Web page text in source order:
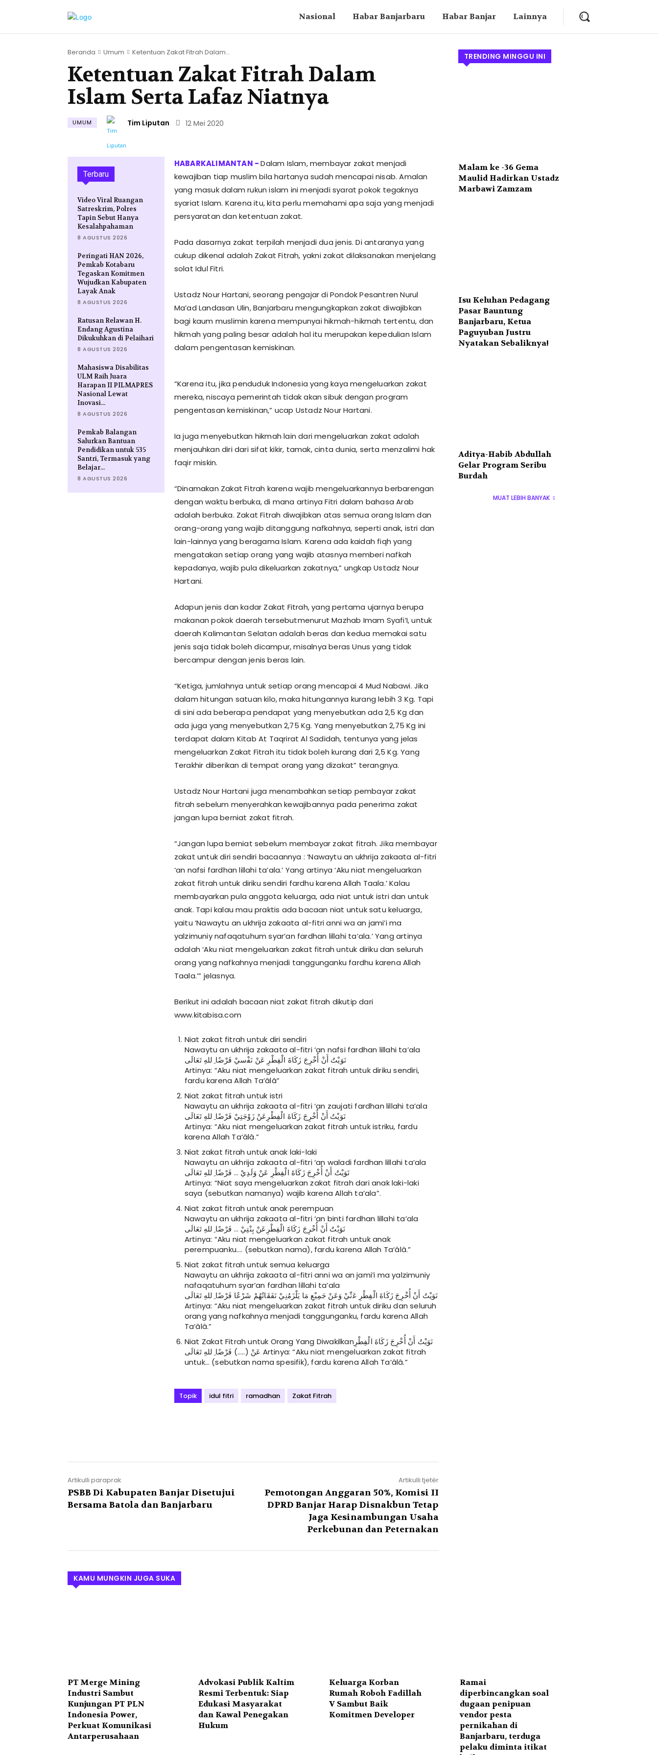
Nasional Habar Banjarbaru Habar Banjar Lainnya
Beranda Umum Ketentuan Zakat Fitrah Dalam...
Ketentuan Zakat Fitrah Dalam
Islam Serta Lafaz Niatnya
UMUM Tim Liputan 12 Mei 2020
Terbaru
Video Viral Ruangan
Satreskrim, Polres
Tapin Sebut Hanya
Kesalahpahaman
8 AGUSTUS 2026
Peringati HAN 2026,
Pemkab Kotabaru
Tegaskan Komitmen
Wujudkan Kabupaten
Layak Anak
8 AGUSTUS 2026
Ratusan Relawan H.
Endang Agustina
Dikukuhkan di Pelaihari
8 AGUSTUS 2026
Mahasiswa Disabilitas
ULM Raih Juara
Harapan II PILMAPRES
Nasional Lewat
Inovasi...
8 AGUSTUS 2026
Pemkab Balangan
Salurkan Bantuan
Pendidikan untuk 535
Santri, Termasuk yang
Belajar...
8 AGUSTUS 2026
Dalam Islam, membayar zakat menjadi
kewajiban tiap muslim bila hartanya sudah mencapai nisab. Amalan
yang masuk dalam rukun islam ini menjadi syarat pokok tegaknya
syariat Islam. Karena itu, kita perlu memahami apa saja yang menjadi
persyaratan dan ketentuan zakat.
Pada dasarnya zakat terpilah menjadi dua jenis. Di antaranya yang
cukup dikenal adalah Zakat Fitrah, yakni zakat dilaksanakan menjelang
solat Idul Fitri.
Ustadz Nour Hartani, seorang pengajar di Pondok Pesantren Nurul
Ma’ad Landasan Ulin, Banjarbaru mengungkapkan zakat diwajibkan
bagi kaum muslimin karena mempunyai hikmah-hikmah tertentu, dan
hikmah yang paling besar adalah hal itu merupakan kepedulian Islam
dalam pengentasan kemiskinan.
“Karena itu, jika penduduk Indonesia yang kaya mengeluarkan zakat
mereka, niscaya pemerintah tidak akan sibuk dengan program
pengentasan kemiskinan,” ucap Ustadz Nour Hartani.
Ia juga menyebutkan hikmah lain dari mengeluarkan zakat adalah
menjauhkan diri dari sifat kikir, tamak, cinta dunia, serta menzalimi hak
faqir miskin.
“Dinamakan Zakat Fitrah karena wajib mengeluarkannya berbarengan
dengan waktu berbuka, di mana artinya Fitri dalam bahasa Arab
adalah berbuka. Zakat Fitrah diwajibkan atas semua orang Islam dan
orang-orang yang wajib ditanggung nafkahnya, seperti anak, istri dan
lain-lainnya yang beragama Islam. Karena ada kaidah fiqh yang
mengatakan setiap orang yang wajib atasnya memberi nafkah
kepadanya, wajib pula dikeluarkan zakatnya,” ungkap Ustadz Nour
Hartani.
Adapun jenis dan kadar Zakat Fitrah, yang pertama ujarnya berupa
makanan pokok daerah tersebutmenurut Mazhab Imam Syafi’I, untuk
daerah Kalimantan Selatan adalah beras dan kedua memakai satu
jenis saja tidak boleh dicampur, misalnya beras Unus yang tidak
bercampur dengan jenis beras lain.
“Ketiga, jumlahnya untuk setiap orang mencapai 4 Mud Nabawi. Jika
dalam hitungan satuan kilo, maka hitungannya kurang lebih 3 Kg. Tapi
di sini ada beberapa pendapat yang menyebutkan ada 2,5 Kg dan
ada juga yang menyebutkan 2,75 Kg. Yang menyebutkan 2,75 Kg ini
terdapat dalam Kitab At Taqrirat Al Sadidah, tentunya yang jelas
mengeluarkan Zakat Fitrah itu tidak boleh kurang dari 2,5 Kg. Yang
Terakhir diberikan di tempat orang yang dizakat” terangnya.
Ustadz Nour Hartani juga menambahkan setiap pembayar zakat
fitrah sebelum menyerahkan kewajibannya pada penerima zakat
jangan lupa berniat zakat fitrah.
“Jangan lupa berniat sebelum membayar zakat fitrah. Jika membayar
zakat untuk diri sendiri bacaannya : ‘Nawaytu an ukhrija zakaata al-fitri
‘an nafsi fardhan lillahi ta’ala.’ Yang artinya ‘Aku niat mengeluarkan
zakat fitrah untuk diriku sendiri fardhu karena Allah Taala.’ Kalau
membayarkan pula anggota keluarga, ada niat untuk istri dan untuk
anak. Tapi kalau mau praktis ada bacaan niat untuk satu keluarga,
yaitu ‘Nawaytu an ukhrija zakaata al-fitri anni wa an jami’i ma
yalzimuniy nafaqatuhum syar’an fardhan lillahi ta’ala.’ Yang artinya
adalah ‘Aku niat mengeluarkan zakat fitrah untuk diriku dan seluruh
orang yang nafkahnya menjadi tanggunganku fardhu karena Allah
Taala.’” jelasnya.
Berikut ini adalah bacaan niat zakat fitrah dikutip dari
www.kitabisa.com
Niat zakat fitrah untuk diri sendiri
Nawaytu an ukhrija zakaata al-fitri ‘an nafsi fardhan lillahi ta’ala
ﻧَﻮَﻳْﺖُ أَﻥْ أُﺧْﺮِﺝَ ﺯَﻛَﺎﺓَ ﺍﻟْﻔِﻄْﺮِ ﻋَﻦْ ﻧَﻔْسيْ ﻓَﺮْﺿًﺎ ِﻟﻠﻪِ ﺗَﻌَﺎﻟَﻰ
Artinya: “Aku niat mengeluarkan zakat fitrah untuk diriku sendiri,
fardu karena Allah Ta‘âlâ”
Niat zakat fitrah untuk istri
Nawaytu an ukhrija zakaata al-fitri ‘an zaujati fardhan lillahi ta’ala
ﻧَﻮَﻳْﺖُ ﺃَﻥْ ﺃُﺧْﺮِﺝَ ﺯَﻛَﺎﺓَ ﺍﻟْﻔِﻄْﺮِﻋَﻦْ ﺯَﻭْﺟَﺘِﻲْ ﻓَﺮْﺿًﺎ ِﻟﻠﻪِ ﺗَﻌَﺎﻟَﻰ
Artinya: “Aku niat mengeluarkan zakat fitrah untuk istriku, fardu
karena Allah Ta‘âlâ.”
Niat zakat fitrah untuk anak laki-laki
Nawaytu an ukhrija zakaata al-fitri ‘an waladi fardhan lillahi ta’ala
ﻧَﻮَﻳْﺖُ ﺃَﻥْ ﺃُﺧْﺮِﺝَ ﺯَﻛَﺎﺓَ ﺍﻟْﻔِﻄْﺮِ ﻋَﻦْ ﻭَﻟَﺪِﻱْ … ﻓَﺮْﺿًﺎ ِﻟﻠﻪِ ﺗَﻌَﺎﻟَﻰ
Artinya: “Niat saya mengeluarkan zakat fitrah dari anak laki-laki
saya (sebutkan namanya) wajib karena Allah ta’ala”.
Niat zakat fitrah untuk anak perempuan
Nawaytu an ukhrija zakaata al-fitri ‘an binti fardhan lillahi ta’ala
ﻧَﻮَﻳْﺖُ ﺃَﻥْ ﺃُﺧْﺮِﺝَ ﺯَﻛَﺎﺓَ ﺍﻟْﻔِﻄْﺮِﻋَﻦْ ﺑِﻨْﺘِﻲْ … ﻓَﺮْﺿًﺎ ِﻟﻠﻪِ ﺗَﻌَﺎﻟَﻰ
Artinya: “Aku niat mengeluarkan zakat fitrah untuk anak
perempuanku…. (sebutkan nama), fardu karena Allah Ta‘âlâ.”
Niat zakat fitrah untuk semua keluarga
Nawaytu an ukhrija zakaata al-fitri anni wa an jami’i ma yalzimuniy
nafaqatuhum syar’an fardhan lillahi ta’ala
ﻧَﻮَﻳْﺖُ ﺃَﻥْ ﺃُﺧْﺮِﺝَ ﺯَﻛَﺎﺓَ ﺍﻟْﻔِﻄْﺮِ ﻋَنِّيْ ﻭَﻋَﻦْ ﺟَﻤِﻴْﻊِ ﻣَﺎ ﻳَﻠْﺰَﻣُنِيْ ﻧَﻔَﻘَﺎﺗُﻬُﻢْ ﺷَﺮْﻋًﺎ ﻓَﺮْﺿًﺎ ِﻟﻠﻪِ ﺗَﻌَﺎﻟَﻰ
Artinya: “Aku niat mengeluarkan zakat fitrah untuk diriku dan seluruh
orang yang nafkahnya menjadi tanggunganku, fardu karena Allah
Ta‘âlâ.”
Niat Zakat Fitrah untuk Orang Yang Diwakilkanﻧَﻮَﻳْﺖُ ﺃَﻥْ ﺃُﺧْﺮِﺝَ ﺯَﻛَﺎﺓَ ﺍﻟْﻔِﻄْﺮِ
ﻋَﻦْ (..…) ﻓَﺮْﺿًﺎ ِﻟﻠﻪِ ﺗَﻌَﺎﻟَﻰ Artinya: “Aku niat mengeluarkan zakat fitrah
untuk… (sebutkan nama spesifik), fardu karena Allah Ta‘âlâ.”
Topik idul fitri ramadhan Zakat Fitrah
Artikulli paraprak
PSBB Di Kabupaten Banjar Disetujui
Bersama Batola dan Banjarbaru
Artikulli tjetër
Pemotongan Anggaran 50%, Komisi II
DPRD Banjar Harap Disnakbun Tetap
Jaga Kesinambungan Usaha
Perkebunan dan Peternakan
TRENDING MINGGU INI
Malam ke -36 Gema
Maulid Hadirkan Ustadz
Marbawi Zamzam
Isu Keluhan Pedagang
Pasar Bauntung
Banjarbaru, Ketua
Paguyuban Justru
Nyatakan Sebaliknya!
Aditya-Habib Abdullah
Gelar Program Seribu
Burdah
MUAT LEBIH BANYAK
KAMU MUNGKIN JUGA SUKA
PT Merge Mining
Industri Sambut
Kunjungan PT PLN
Indonesia Power,
Perkuat Komunikasi
Antarperusahaan
Advokasi Publik Kaltim
Resmi Terbentuk: Siap
Edukasi Masyarakat
dan Kawal Penegakan
Hukum
Keluarga Korban
Rumah Roboh Fadillah
V Sambut Baik
Komitmen Developer
Ramai
diperbincangkan soal
dugaan penipuan
vendor pesta
pernikahan di
Banjarbaru, terduga
pelaku diminta itikat